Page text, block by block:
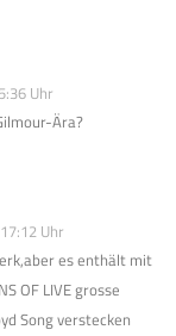
Uhr
Ära?
Uhr
es enthält mit
OF LIVE grosse
Song verstecken